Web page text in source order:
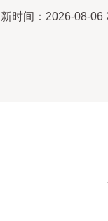
时间：2026-08-06